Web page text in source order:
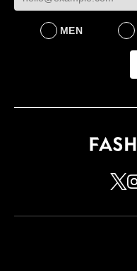
MEN